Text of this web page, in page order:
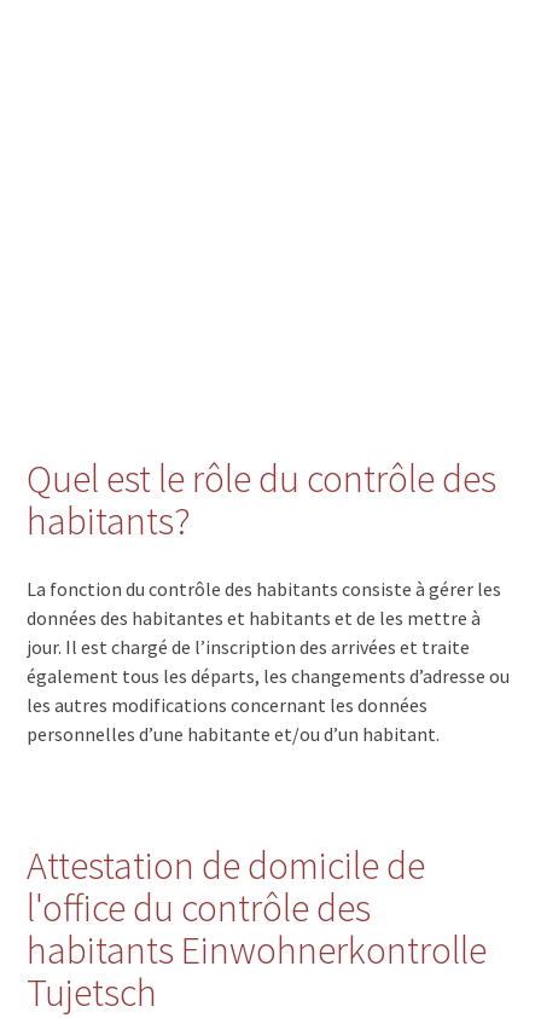
Quel est le rôle du contrôle des
habitants?
La fonction du contrôle des habitants consiste à gérer les
données des habitantes et habitants et de les mettre à
jour. Il est chargé de l’inscription des arrivées et traite
également tous les départs, les changements d’adresse ou
les autres modifications concernant les données
personnelles d’une habitante et/ou d’un habitant.
Attestation de domicile de
l'office du contrôle des
habitants Einwohnerkontrolle
Tujetsch